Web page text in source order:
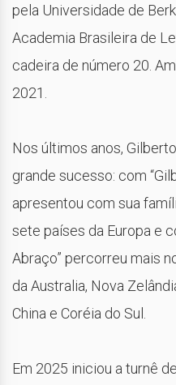
pela Universidade de
Academia Brasileira de
cadeira de número 20.
2021.
Nos últimos anos,
grande sucesso: com
apresentou com sua
sete países da Europa e
Abraço” percorreu mais
da Australia, Nova
China e Coréia do Sul.
Em 2025 iniciou a turnê